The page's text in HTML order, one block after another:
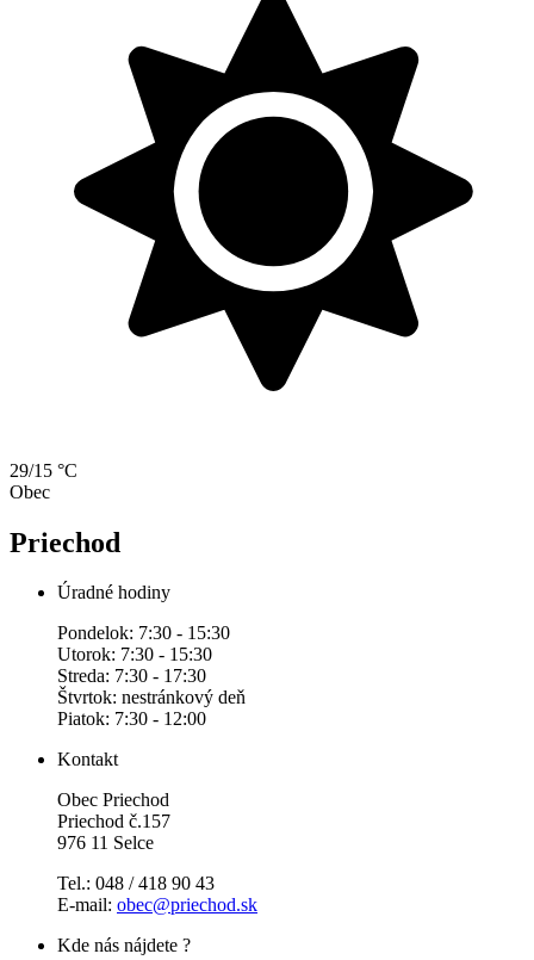
29/15 °C
Obec
Priechod
Úradné hodiny
Pondelok: 7:30 - 15:30
Utorok: 7:30 - 15:30
Streda: 7:30 - 17:30
Štvrtok: nestránkový deň
Piatok: 7:30 - 12:00
Kontakt
Obec Priechod
Priechod č.157
976 11 Selce
Tel.: 048 / 418 90 43
E-mail: obec@priechod.sk
Kde nás nájdete ?